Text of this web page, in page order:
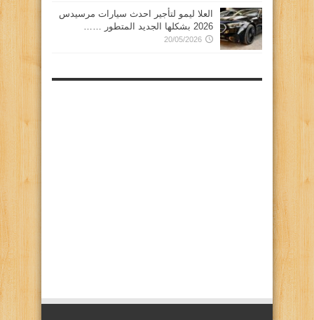
العلا ليمو لتأجير احدث سيارات مرسيدس
2026 بشكلها الجديد المتطور ……
20/05/2026